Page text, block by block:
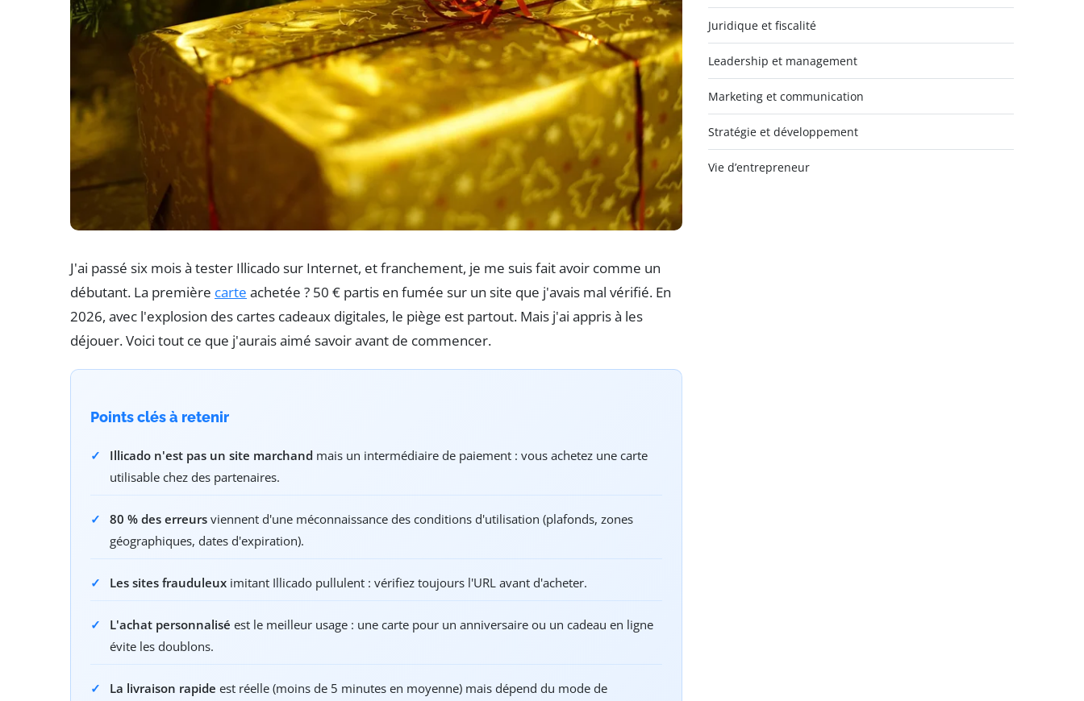
J'ai passé six mois à tester Illicado sur Internet, et franchement, je me suis fait avoir comme un
débutant. La première carte achetée ? 50 € partis en fumée sur un site que j'avais mal vérifié. En
2026, avec l'explosion des cartes cadeaux digitales, le piège est partout. Mais j'ai appris à les
déjouer. Voici tout ce que j'aurais aimé savoir avant de commencer.
Points clés à retenir
Illicado n'est pas un site marchand mais un intermédiaire de paiement : vous achetez une carte
utilisable chez des partenaires.
80 % des erreurs viennent d'une méconnaissance des conditions d'utilisation (plafonds, zones
géographiques, dates d'expiration).
Les sites frauduleux imitant Illicado pullulent : vérifiez toujours l'URL avant d'acheter.
L'achat personnalisé est le meilleur usage : une carte pour un anniversaire ou un cadeau en ligne
évite les doublons.
La livraison rapide est réelle (moins de 5 minutes en moyenne) mais dépend du mode de
Juridique et fiscalité
Leadership et management
Marketing et communication
Stratégie et développement
Vie d’entrepreneur